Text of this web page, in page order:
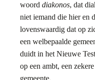
woord diakonos, dat
niet iemand die hier en
lovenswaardig dat op
een welbepaalde
duidt in het Nieuwe
op een ambt, een
gemeente.